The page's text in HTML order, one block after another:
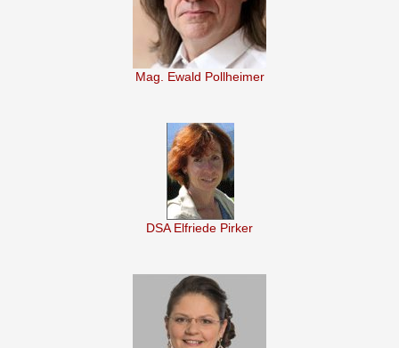
Mag. Ewald Pollheimer
DSA Elfriede Pirker